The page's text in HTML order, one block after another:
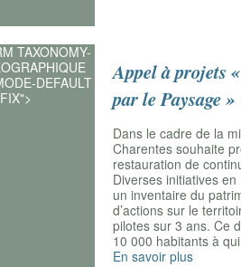
TAXONOMY-
DEFAULT
Appel à projets
par le Paysage »
Dans le cadre de la
Charentes souhaite
restauration de
Diverses initiatives
un inventaire du
d’actions sur le
pilotes sur 3 ans. Ce
10 000 habitants à
En savoir plus